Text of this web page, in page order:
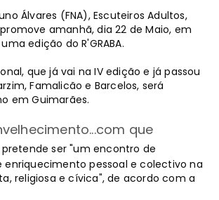
Álvares (FNA), Escuteiros Adultos,
amanhã, dia 22 de Maio, em
edição do R'GRABA.
que já vai na IV edição e já passou
Famalicão e Barcelos, será
em Guimarães.
que
pretende ser "um encontro de
pessoal e colectivo na
religiosa e cívica", de acordo com a